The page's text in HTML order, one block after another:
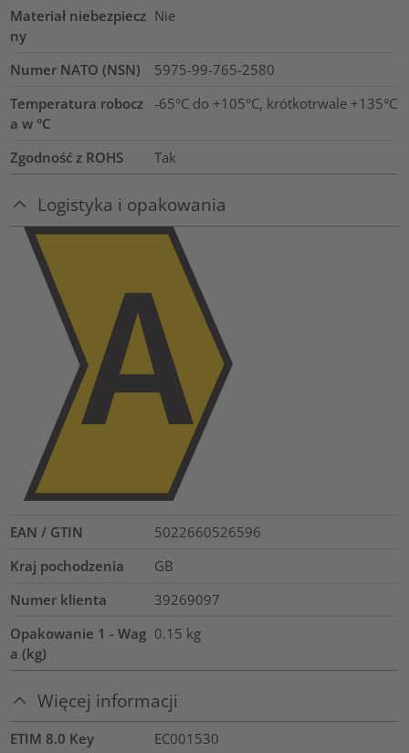
Materiał niebezpiecz
ny
Nie
Numer NATO (NSN)
5975-99-765-2580
Temperatura robocz
a w °C
-65°C do +105°C, krótkotrwale +135°C
Zgodność z ROHS Tak
Logistyka i opakowania
EAN / GTIN
5022660526596
Kraj pochodzenia
GB
Numer klienta
39269097
Opakowanie 1 - Wag
a (kg)
0.15 kg
Więcej informacji
ETIM 8.0 Key EC001530